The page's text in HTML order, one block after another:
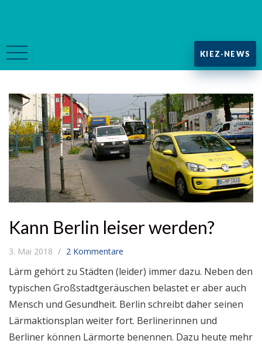
KIEZ-NEWS
Kann Berlin leiser werden?
3. Mai 2018 2 Kommentare
Lärm gehört zu Städten (leider) immer dazu. Neben den
typischen Großstadtgeräuschen belastet er aber auch
Mensch und Gesundheit. Berlin schreibt daher seinen
Lärmaktionsplan weiter fort. Berlinerinnen und
Berliner können Lärmorte benennen. Dazu heute mehr